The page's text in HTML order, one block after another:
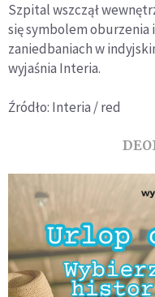
Szpital wszczął
się symbolem
zaniedbaniach w
wyjaśnia Interia.
Źródło: Interia / red